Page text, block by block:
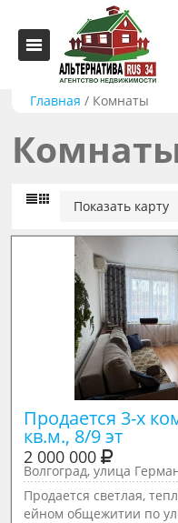
Главная / Комнаты
Показать карту
Продается 3-х
кв.м., 8/9 эт
2 000 000
Волгоград, улица
Прoдается светлая,
ейном общежитии по